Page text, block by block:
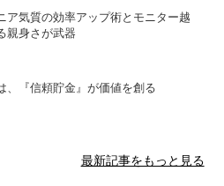
ア気質の効率アップ術とモニター越
親身さが武器
、『信頼貯金』が価値を創る
最新記事をもっと見る